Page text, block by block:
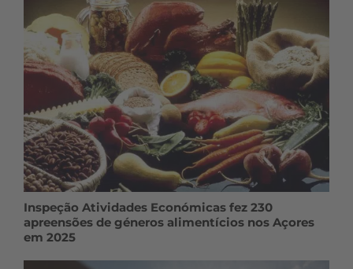
Inspeção Atividades Económicas fez 230
apreensões de géneros alimentícios nos Açores
em 2025